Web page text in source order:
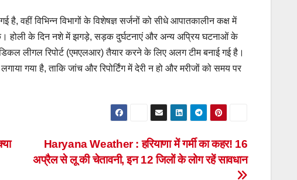
है, वहीं विभिन्न विभागों के विशेषज्ञ सर्जनों को सीधे आपातकालीन कक्ष में
होली के दिन नशे में झगड़े, सड़क दुर्घटनाएं और अन्य अप्रिय घटनाओं के
लीगल रिपोर्ट (एमएलआर) तैयार करने के लिए अलग टीम बनाई गई है।
गया है, ताकि जांच और रिपोर्टिंग में देरी न हो और मरीजों को समय पर
Haryana Weather : हरियाणा में गर्मी का कहर! 16
अप्रैल से लू की चेतावनी, इन 12 जिलों के लोग रहें सावधान